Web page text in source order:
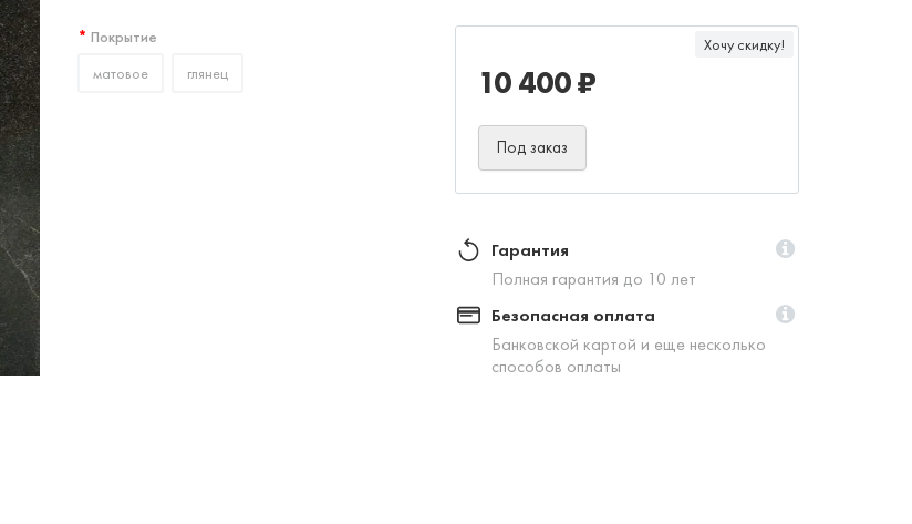
Покрытие
матовое
глянец
Хочу скидку!
10 400 ₽
Под заказ
Гарантия
Полная гарантия до 10 лет
Безопасная оплата
Банковской картой и еще несколько
способов оплаты